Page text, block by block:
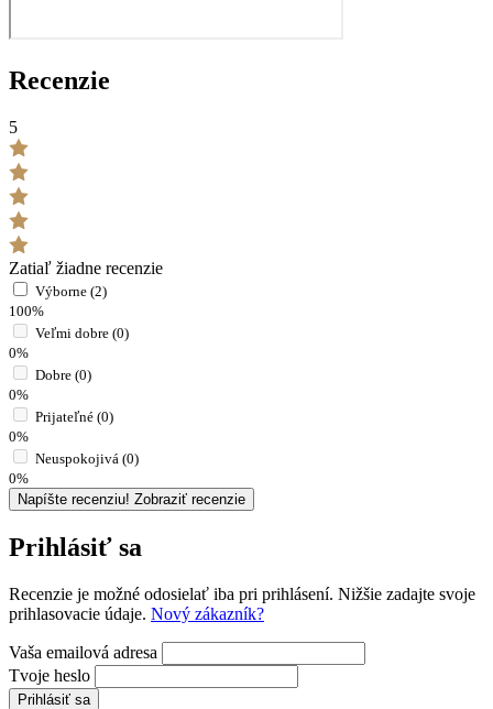
Recenzie
5
Zatiaľ žiadne recenzie
Výborne (2)
100%
Veľmi dobre (0)
0%
Dobre (0)
0%
Prijateľné (0)
0%
Neuspokojivá (0)
0%
Napíšte recenziu! Zobraziť recenzie
Prihlásiť sa
Recenzie je možné odosielať iba pri prihlásení. Nižšie zadajte svoje
prihlasovacie údaje. Nový zákazník?
Vaša emailová adresa
Tvoje heslo
Prihlásiť sa